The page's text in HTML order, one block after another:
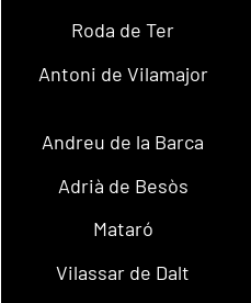
Roda de Ter
Antoni de Vilamajor
Andreu de la Barca
Adrià de Besòs
Mataró
Vilassar de Dalt